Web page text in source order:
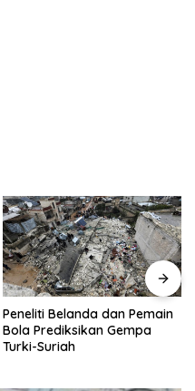
Gempa Turki-Suriah, Korban
Tewas Diprediksi Tembus 10
Ribu Orang